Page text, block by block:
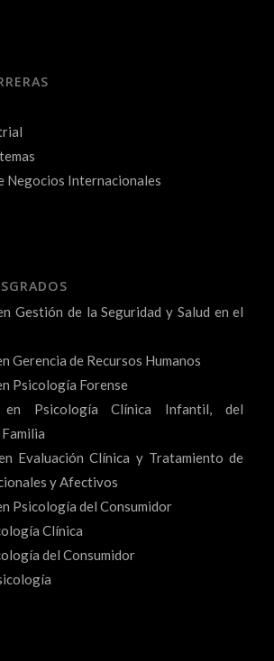
Negocios Internacionales
Gestión de la Seguridad y Salud en el
Gerencia de Recursos Humanos
Psicología Forense
en Psicología Clínica Infantil, del
Evaluación Clínica y Tratamiento de
y Afectivos
Psicología del Consumidor
Clínica
del Consumidor